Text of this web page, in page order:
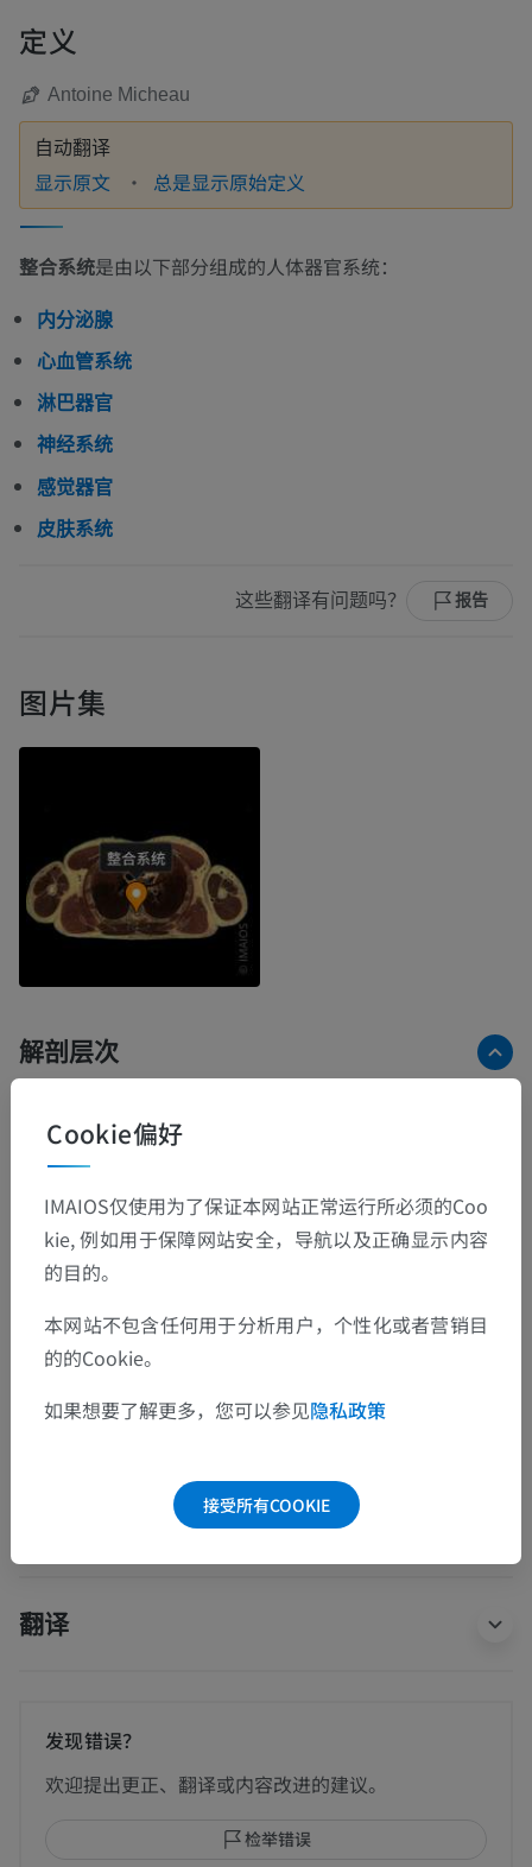
定义
Antoine Micheau
自动翻译
显示原文 总是显示原始定义
整合系统是由以下部分组成的人体器官系统：
内分泌腺
心血管系统
淋巴器官
神经系统
感觉器官
皮肤系统
这些翻译有问题吗？ 报告
图片集
解剖层次
人体解剖学2
底层结构：
内分泌腺
心血管系统
淋巴系统
神经系统
翻译
发现错误？
欢迎提出更正、翻译或内容改进的建议。
检举错误
Cookie偏好
IMAIOS仅使用为了保证本网站正常运行所必须的Coo
kie, 例如用于保障网站安全，导航以及正确显示内容
的目的。
本网站不包含任何用于分析用户，个性化或者营销目
的的Cookie。
如果想要了解更多，您可以参见隐私政策
接受所有COOKIE